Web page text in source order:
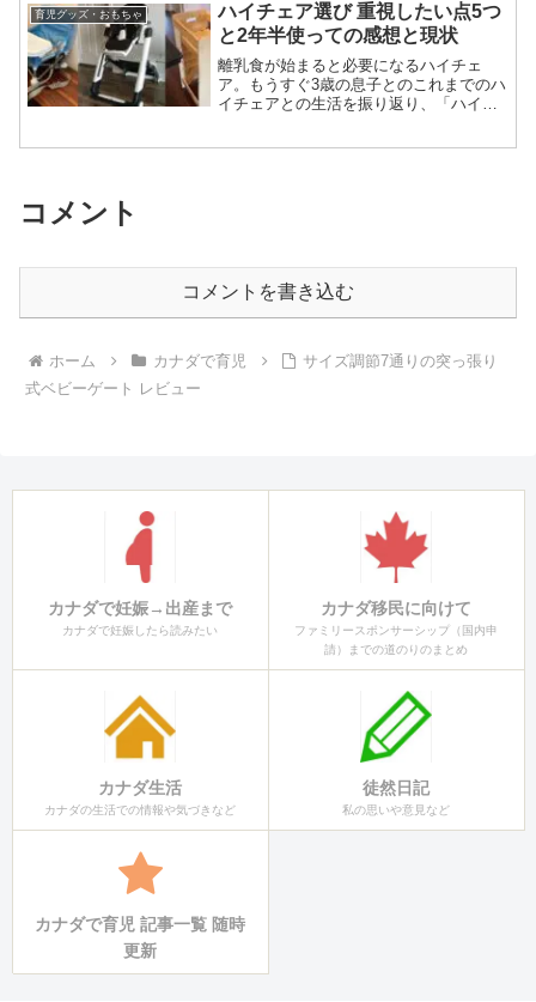
育児グッズ・おもちゃ
ハイチェア選び 重視したい点5つ
と2年半使っての感想と現状
離乳食が始まると必要になるハイチェ
ア。もうすぐ3歳の息子とのこれまでのハ
イチェアとの生活を振り返り、「ハイチ
コメント
コメントを書き込む
ホーム カナダで育児
サイズ調節7通りの突っ張り
式ベビーゲート レビュー
カナダで妊娠→出産まで
カナダで妊娠したら読みたい
カナダ移民に向けて
ファミリースポンサーシップ（国内申
請）までの道のりのまとめ
カナダ生活
カナダの生活での情報や気づきなど
徒然日記
私の思いや意見など
カナダで育児 記事一覧 随時
更新